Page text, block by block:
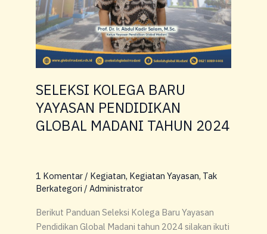
SELEKSI KOLEGA BARU
YAYASAN PENDIDIKAN
GLOBAL MADANI TAHUN 2024
1 Komentar / Kegiatan, Kegiatan Yayasan, Tak
Berkategori / Administrator
Berikut Panduan Seleksi Kolega Baru Yayasan
Pendidikan Global Madani tahun 2024 silakan ikuti